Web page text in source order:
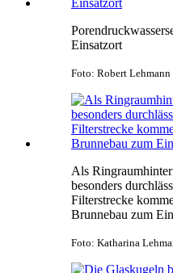
Einsatzort
Foto: Robert Lehmann
Als
besonders
Filterstrecke
Brunnebau zum
Foto: Katharina